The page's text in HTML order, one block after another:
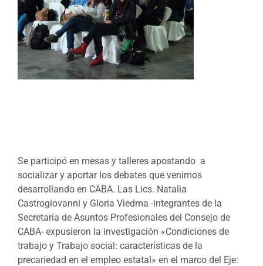
Se participó en mesas y talleres apostando a
socializar y aportar los debates que venimos
desarrollando en CABA. Las Lics. Natalia
Castrogiovanni y Gloria Viedma -integrantes de la
Secretaría de Asuntos Profesionales del Consejo de
CABA- expusieron la investigación «Condiciones de
trabajo y Trabajo social: características de la
precariedad en el empleo estatal» en el marco del Eje: